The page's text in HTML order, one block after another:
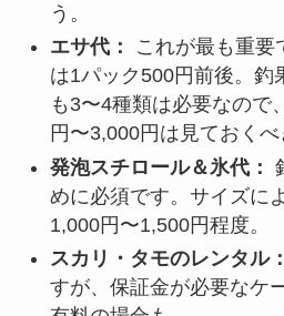
う。
エサ代：
これが最も重要
は1パック500円前後。釣
も3〜4種類は必要なので
円〜3,000円は見ておくべ
発泡スチロール＆氷代：
めに必須です。サイズに
1,000円〜1,500円程度。
スカリ・タモのレンタル：
すが、保証金が必要なケ